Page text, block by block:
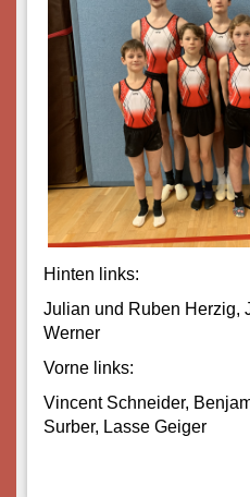
Hinten links:
Julian und Ruben Herzig,
Werner
Vorne links:
Vincent Schneider,
Surber, Lasse Geiger